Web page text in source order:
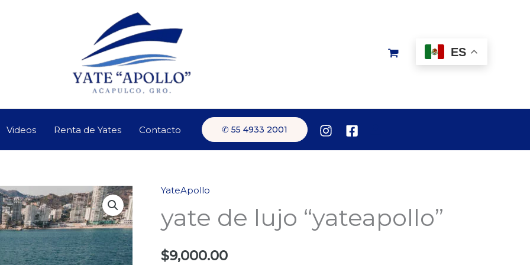
ES
Videos Renta de Yates Contacto ✆ 55 4933 2001
YateApollo
yate de lujo “yateapollo”
$9,000.00
yate
lujo
cantidad